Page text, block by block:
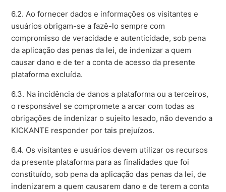
6.2. Ao fornecer dados e informações os visitantes e
usuários obrigam-se a fazê-lo sempre com
compromisso de veracidade e autenticidade, sob pena
da aplicação das penas da lei, de indenizar a quem
causar dano e de ter a conta de acesso da presente
plataforma excluída.
6.3. Na incidência de danos a plataforma ou a terceiros,
o responsável se compromete a arcar com todas as
obrigações de indenizar o sujeito lesado, não devendo a
KICKANTE responder por tais prejuízos.
6.4. Os visitantes e usuários devem utilizar os recursos
da presente plataforma para as finalidades que foi
constituído, sob pena da aplicação das penas da lei, de
indenizarem a quem causarem dano e de terem a conta